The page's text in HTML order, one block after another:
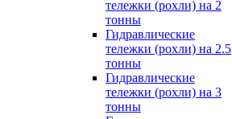
тележки (рохли) на 2
тонны
Гидравлические
тележки (рохли) на 2.5
тонны
Гидравлические
тележки (рохли) на 3
тонны